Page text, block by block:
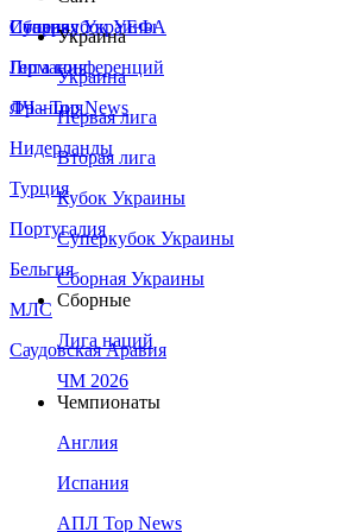
Сборная Украины
Италия
Германия
Франция
Нидерланды
Турция
Португалия
Бельгия
МЛС
Саудовская Аравия
Суперкубок УЕФА
Лига конференций
ЛЧ - Top News
Украина
Украина
Первая лига
Вторая лига
Кубок Украины
Суперкубок Украины
Сборная Украины
Сборные
Лига наций
ЧМ 2026
Чемпионаты
Англия
Испания
АПЛ Top News